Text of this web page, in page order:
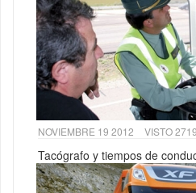
NOVIEMBRE 19 2012 VISTO
Tacógrafo y tiempos de